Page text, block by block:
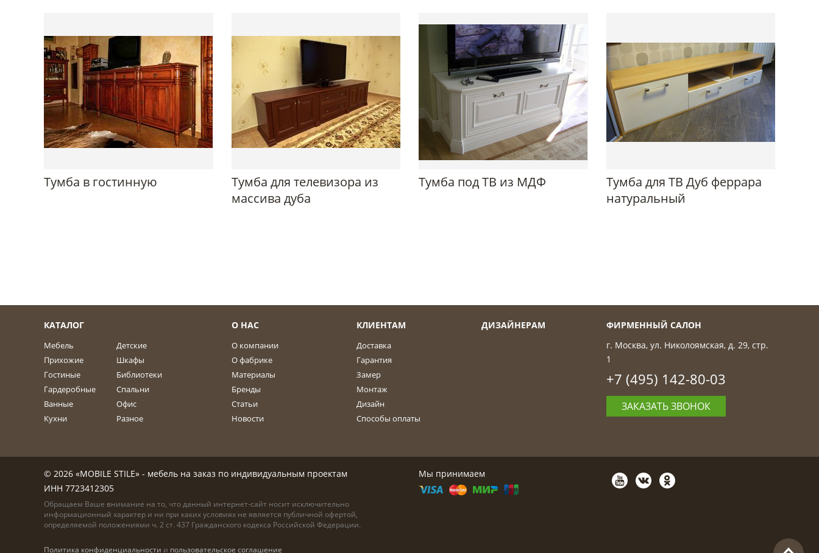
Тумба в гостинную
Тумба для телевизора из
массива дуба
Тумба под ТВ из МДФ
Тумба для ТВ Дуб феррара
натуральный
КАТАЛОГ
Мебель
Прихожие
Гостиные
Гардеробные
Ванные
Кухни
Детские
Шкафы
Библиотеки
Спальни
Офис
Разное
О НАС
О компании
О фабрике
Материалы
Бренды
Статьи
Новости
КЛИЕНТАМ
Доставка
Гарантия
Замер
Монтаж
Дизайн
Способы оплаты
ДИЗАЙНЕРАМ
ФИРМЕННЫЙ САЛОН
г. Москва, ул. Николоямская, д. 29, стр.
1
+7 (495) 142-80-03
ЗАКАЗАТЬ ЗВОНОК
© 2026 «MOBILE STILE» - мебель на заказ по индивидуальным проектам
ИНН 7723412305
Обращаем Ваше внимание на то, что данный интернет-сайт носит исключительно
информационный характер и ни при каких условиях не является публичной офертой,
определяемой положениями ч. 2 ст. 437 Гражданского кодекса Российской Федерации.
Политика конфиденциальности и пользовательское соглашение
Мы принимаем